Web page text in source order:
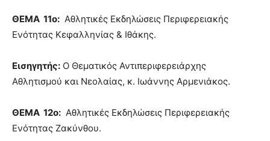
ΘΕΜΑ 11ο: Αθλητικές Εκδηλώσεις Περιφερειακής
Ενότητας Κεφαλληνίας & Ιθάκης.
Εισηγητής: Ο Θεματικός Αντιπεριφερειάρχης
Αθλητισμού και Νεολαίας, κ. Ιωάννης Αρμενιάκος.
ΘΕΜΑ 12ο: Αθλητικές Εκδηλώσεις Περιφερειακής
Ενότητας Ζακύνθου.